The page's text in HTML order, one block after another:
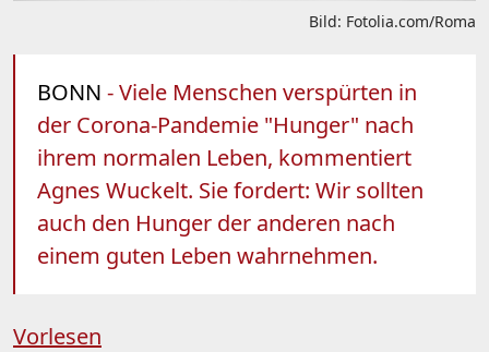
Bild: Fotolia.com/Roma
BONN - Viele Menschen verspürten in
der Corona-Pandemie "Hunger" nach
ihrem normalen Leben, kommentiert
Agnes Wuckelt. Sie fordert: Wir sollten
auch den Hunger der anderen nach
einem guten Leben wahrnehmen.
Vorlesen